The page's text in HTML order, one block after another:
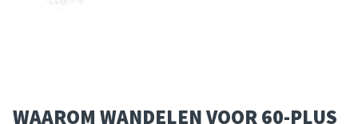
WAAROM WANDELEN VOOR 60-PLUS